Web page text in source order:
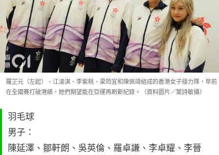
羅芷元（左起）、江浚淇、李紫桃、梁筠宜和陳佩琦組成的香港女子接力隊，早前
在全國賽打破港績，她們期望能在亞運再刷新紀錄。（資料圖片／葉詩敏攝）
羽毛球
男子：
陳延澤、鄒軒朗、吳英倫、羅卓謙、李卓耀、李晉